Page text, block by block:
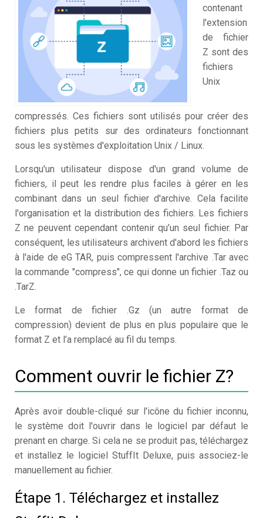
contenant
l'extension
de fichier
Z sont des
fichiers
Unix
compressés. Ces fichiers sont utilisés pour créer des
fichiers plus petits sur des ordinateurs fonctionnant
sous les systèmes d'exploitation Unix / Linux.
Lorsqu'un utilisateur dispose d'un grand volume de
fichiers, il peut les rendre plus faciles à gérer en les
combinant dans un seul fichier d'archive. Cela facilite
l'organisation et la distribution des fichiers. Les fichiers
Z ne peuvent cependant contenir qu’un seul fichier. Par
conséquent, les utilisateurs archivent d'abord les fichiers
à l'aide de eG TAR, puis compressent l'archive .Tar avec
la commande "compress", ce qui donne un fichier .Taz ou
.TarZ.
Le format de fichier .Gz (un autre format de
compression) devient de plus en plus populaire que le
format Z et l’a remplacé au fil du temps.
Comment ouvrir le fichier Z?
Après avoir double-cliqué sur l'icône du fichier inconnu,
le système doit l'ouvrir dans le logiciel par défaut le
prenant en charge. Si cela ne se produit pas, téléchargez
et installez le logiciel StuffIt Deluxe, puis associez-le
manuellement au fichier.
Étape 1. Téléchargez et installez